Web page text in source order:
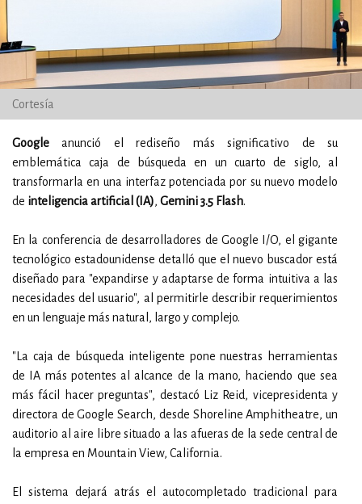
Cortesía
Google anunció el rediseño más significativo de su
emblemática caja de búsqueda en un cuarto de siglo, al
transformarla en una interfaz potenciada por su nuevo modelo
de inteligencia artificial (IA), Gemini 3.5 Flash.
En la conferencia de desarrolladores de Google I/O, el gigante
tecnológico estadounidense detalló que el nuevo buscador está
diseñado para "expandirse y adaptarse de forma intuitiva a las
necesidades del usuario", al permitirle describir requerimientos
en un lenguaje más natural, largo y complejo.
"La caja de búsqueda inteligente pone nuestras herramientas
de IA más potentes al alcance de la mano, haciendo que sea
más fácil hacer preguntas", destacó Liz Reid, vicepresidenta y
directora de Google Search, desde Shoreline Amphitheatre, un
auditorio al aire libre situado a las afueras de la sede central de
la empresa en Mountain View, California.
El sistema dejará atrás el autocompletado tradicional para